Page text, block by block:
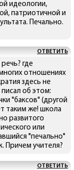
идеологии,
патриотичной и
Печально.
ОТВЕТИТЬ
где
отношениях
здесь не
об этом:
"баксов" (другой
таким же! школа
развитого
или
"печально"
Причем учителя?
ОТВЕТИТЬ